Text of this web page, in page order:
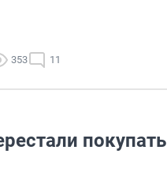
353 11
покупать